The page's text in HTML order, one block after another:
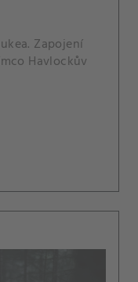
Zapojení
Havlockův